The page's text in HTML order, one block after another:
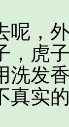
，外
，虎
洗发
真实